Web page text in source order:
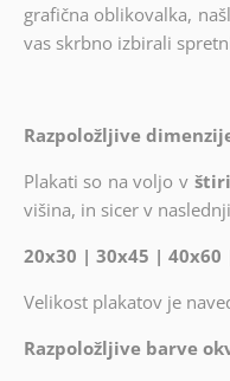
grafična oblikovalka,
vas skrbno izbirali
Razpoložljive
Plakati so na voljo v
višina, in sicer v
20x30 | 30x45 | 40x60
Velikost plakatov je
Razpoložljive barve